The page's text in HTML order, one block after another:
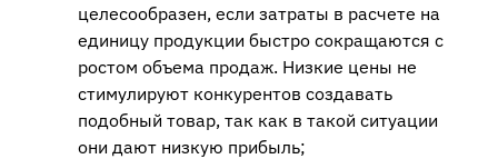
целесообразен, если затраты в расчете на
единицу продукции быстро сокращаются с
ростом объема продаж. Низкие цены не
стимулируют конкурентов создавать
подобный товар, так как в такой ситуации
они дают низкую прибыль;